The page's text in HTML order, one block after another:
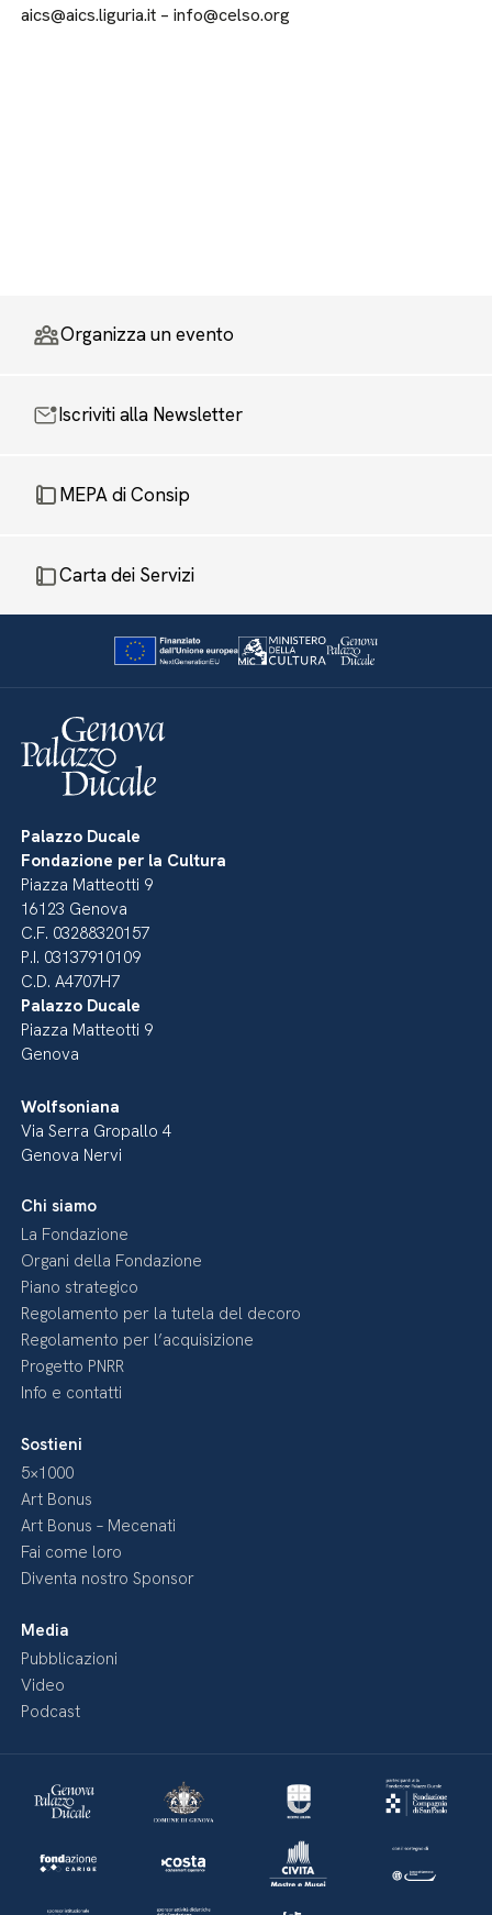
aics@aics.liguria.it – info@celso.org
Organizza un evento
Iscriviti alla Newsletter
MEPA di Consip
Carta dei Servizi
Palazzo Ducale
Fondazione per la Cultura
Piazza Matteotti 9
16123 Genova
C.F. 03288320157
P.I. 03137910109
C.D. A4707H7
Palazzo Ducale
Piazza Matteotti 9
Genova
Wolfsoniana
Via Serra Gropallo 4
Genova Nervi
Chi siamo
La Fondazione
Organi della Fondazione
Piano strategico
Regolamento per la tutela del decoro
Regolamento per l’acquisizione
Progetto PNRR
Info e contatti
Sostieni
5×1000
Art Bonus
Art Bonus – Mecenati
Fai come loro
Diventa nostro Sponsor
Media
Pubblicazioni
Video
Podcast